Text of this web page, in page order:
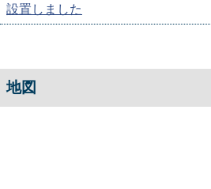
設置しました
地図